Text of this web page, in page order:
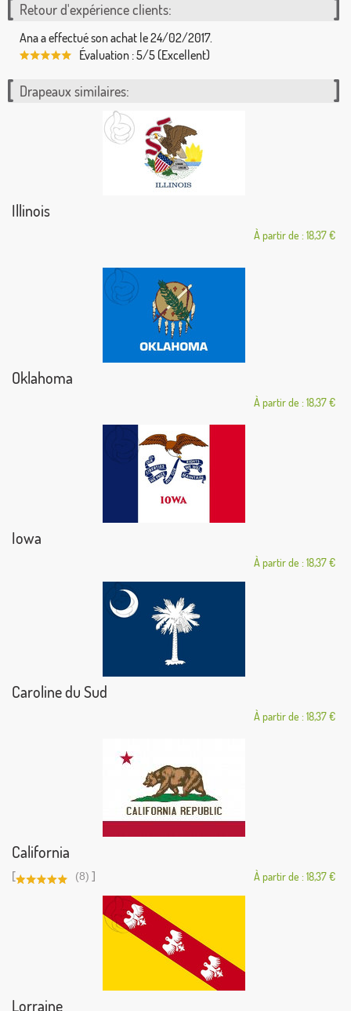
Retour d'expérience clients:
Ana a effectué son achat le 24/02/2017.
Évaluation : 5/5 (Excellent)
Drapeaux similaires:
Illinois
À partir de : 18,37 €
Oklahoma
À partir de : 18,37 €
Iowa
À partir de : 18,37 €
Caroline du Sud
À partir de : 18,37 €
California
[ (8) ] À partir de : 18,37 €
Lorraine